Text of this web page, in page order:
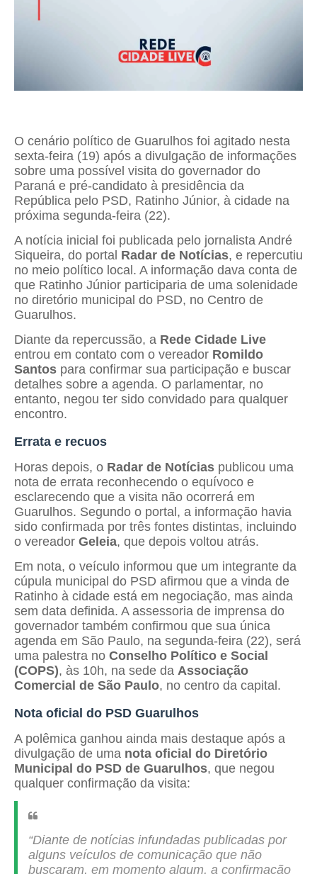
O cenário político de Guarulhos foi agitado nesta
sexta-feira (19) após a divulgação de informações
sobre uma possível visita do governador do
Paraná e pré-candidato à presidência da
República pelo PSD, Ratinho Júnior, à cidade na
próxima segunda-feira (22).
A notícia inicial foi publicada pelo jornalista André
Siqueira, do portal Radar de Notícias, e repercutiu
no meio político local. A informação dava conta de
que Ratinho Júnior participaria de uma solenidade
no diretório municipal do PSD, no Centro de
Guarulhos.
Diante da repercussão, a Rede Cidade Live
entrou em contato com o vereador Romildo
Santos para confirmar sua participação e buscar
detalhes sobre a agenda. O parlamentar, no
entanto, negou ter sido convidado para qualquer
encontro.
Errata e recuos
Horas depois, o Radar de Notícias publicou uma
nota de errata reconhecendo o equívoco e
esclarecendo que a visita não ocorrerá em
Guarulhos. Segundo o portal, a informação havia
sido confirmada por três fontes distintas, incluindo
o vereador Geleia, que depois voltou atrás.
Em nota, o veículo informou que um integrante da
cúpula municipal do PSD afirmou que a vinda de
Ratinho à cidade está em negociação, mas ainda
sem data definida. A assessoria de imprensa do
governador também confirmou que sua única
agenda em São Paulo, na segunda-feira (22), será
uma palestra no Conselho Político e Social
(COPS), às 10h, na sede da Associação
Comercial de São Paulo, no centro da capital.
Nota oficial do PSD Guarulhos
A polêmica ganhou ainda mais destaque após a
divulgação de uma nota oficial do Diretório
Municipal do PSD de Guarulhos, que negou
qualquer confirmação da visita:
“Diante de notícias infundadas publicadas por
alguns veículos de comunicação que não
buscaram, em momento algum, a confirmação